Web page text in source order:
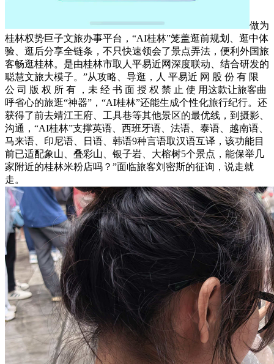
做为
桂林权势巨子文旅办事平台，“AI桂林”笼盖逛前规划、逛中体
验、逛后分享全链条，不只快速领会了景点弄法，便利外国旅
客畅逛桂林。是由桂林市取人平易近网深度联动、结合研发的
聪慧文旅大模子。”从攻略、导逛，人 平易近 网 股 份 有 限
公 司 版 权 所 有 ，未 经 书 面 授 权 禁 止 使 用这款让旅客曲
呼省心的旅逛“神器”，“AI桂林”还能生成个性化旅行纪行。还
获得了前去靖江王府、工具巷等其他景区的最优线，到摄影、
沟通，“AI桂林”支撑英语、西班牙语、法语、泰语、越南语、
马来语、印尼语、日语、韩语9种言语取汉语互译，该功能目
前已适配象山、叠彩山、银子岩、大榕树5个景点，能保举几
家附近的桂林米粉店吗？”面临旅客刘密斯的征询，说走就
走。